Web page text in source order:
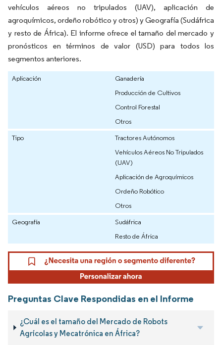
vehículos aéreos no tripulados (UAV), aplicación de
agroquímicos, ordeño robótico y otros) y Geografía (Sudáfrica
y resto de África). El informe ofrece el tamaño del mercado y
pronósticos en términos de valor (USD) para todos los
segmentos anteriores.
Aplicación
Ganadería
Producción de Cultivos
Control Forestal
Otros
Tipo
Tractores Autónomos
Vehículos Aéreos No Tripulados
(UAV)
Aplicación de Agroquímicos
Ordeño Robótico
Otros
Geografía
Sudáfrica
Resto de África
Preguntas Clave Respondidas en el Informe
¿Cuál es el tamaño del Mercado de Robots
Agrícolas y Mecatrónica en África?